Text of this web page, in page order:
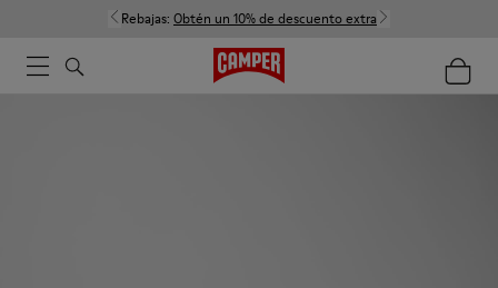
Rebajas: Obtén un 10% de descuento extra